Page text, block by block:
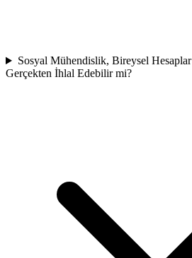
Sosyal Mühendislik, Bireysel
Gerçekten İhlal Edebilir mi?